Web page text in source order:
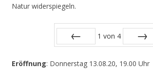
Natur widerspiegeln.
1 von 4
Eröffnung: Donnerstag 13.08.20, 19.00 Uhr